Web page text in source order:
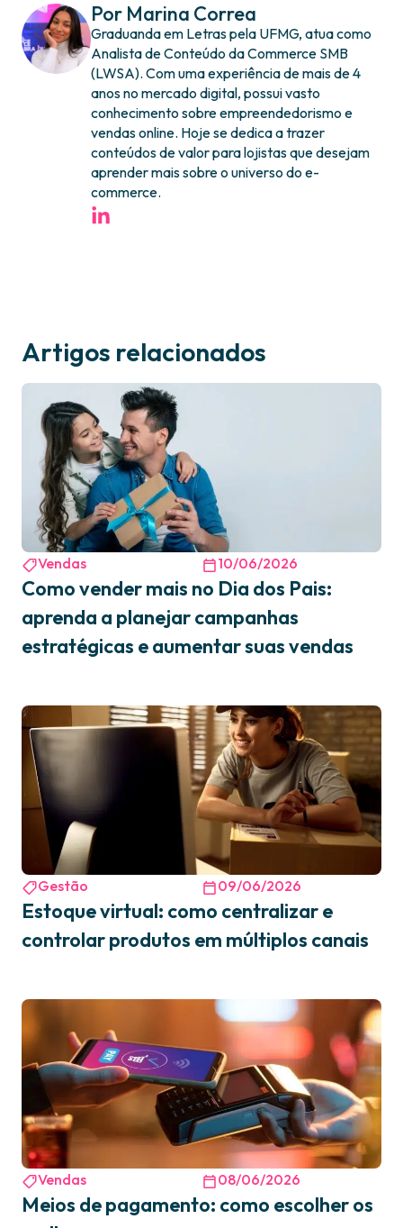
Por Marina Correa
Graduanda em Letras pela UFMG, atua como
Analista de Conteúdo da Commerce SMB
(LWSA). Com uma experiência de mais de 4
anos no mercado digital, possui vasto
conhecimento sobre empreendedorismo e
vendas online. Hoje se dedica a trazer
conteúdos de valor para lojistas que desejam
aprender mais sobre o universo do e-
commerce.
Artigos relacionados
Vendas 10/06/2026
Como vender mais no Dia dos Pais:
aprenda a planejar campanhas
estratégicas e aumentar suas vendas
Gestão 09/06/2026
Estoque virtual: como centralizar e
controlar produtos em múltiplos canais
Vendas 08/06/2026
Meios de pagamento: como escolher os